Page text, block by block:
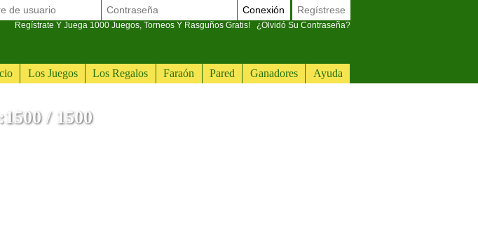
Los Juegos Los Regalos Faraón Pared Ganadores Ayuda
Conexión Regístrese
Regístrate Y Juega 1000 Juegos, Torneos Y Rasguños Gratis! ¿Olvidó Su Contraseña?
/ 1500